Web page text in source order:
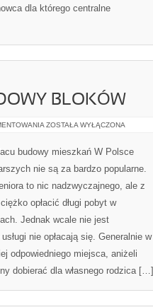
dla którego centralne
BLOKÓW
SPRZĄTANIE
BUDOWY
BLOKÓW
ZOSTAŁA WYŁĄCZONA
budowy mieszkań W Polsce
nie są za bardzo popularne.
to nic nadzwyczajnego, ale z
opłacić długi pobyt w
Jednak wcale nie jest
nie opłacają się. Generalnie w
odpowiedniego miejsca, aniżeli
dobierać dla własnego rodzica […]